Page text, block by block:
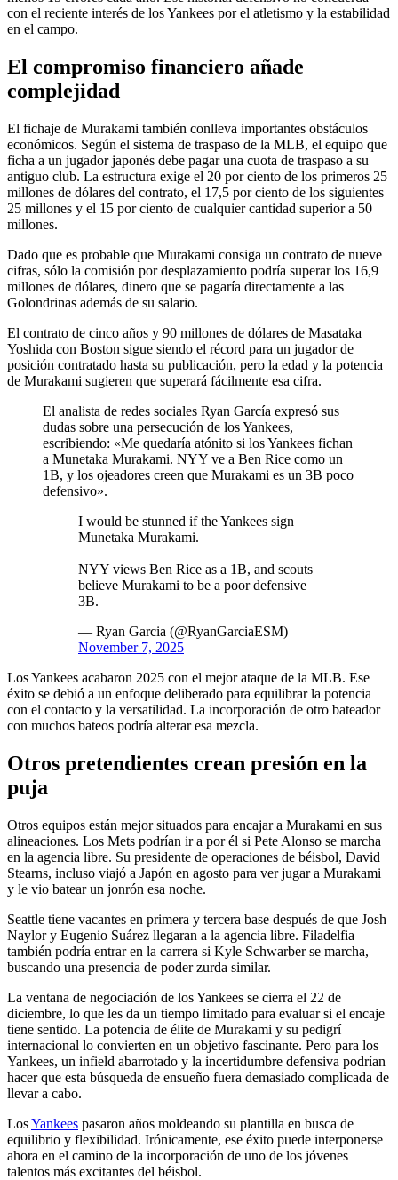
con el reciente interés de los Yankees por el atletismo y la estabilidad
en el campo.
El compromiso financiero añade
complejidad
El fichaje de Murakami también conlleva importantes obstáculos
económicos. Según el sistema de traspaso de la MLB, el equipo que
ficha a un jugador japonés debe pagar una cuota de traspaso a su
antiguo club. La estructura exige el 20 por ciento de los primeros 25
millones de dólares del contrato, el 17,5 por ciento de los siguientes
25 millones y el 15 por ciento de cualquier cantidad superior a 50
millones.
Dado que es probable que Murakami consiga un contrato de nueve
cifras, sólo la comisión por desplazamiento podría superar los 16,9
millones de dólares, dinero que se pagaría directamente a las
Golondrinas además de su salario.
El contrato de cinco años y 90 millones de dólares de Masataka
Yoshida con Boston sigue siendo el récord para un jugador de
posición contratado hasta su publicación, pero la edad y la potencia
de Murakami sugieren que superará fácilmente esa cifra.
El analista de redes sociales Ryan García expresó sus
dudas sobre una persecución de los Yankees,
escribiendo: «Me quedaría atónito si los Yankees fichan
a Munetaka Murakami. NYY ve a Ben Rice como un
1B, y los ojeadores creen que Murakami es un 3B poco
defensivo».
I would be stunned if the Yankees sign
Munetaka Murakami.
NYY views Ben Rice as a 1B, and scouts
believe Murakami to be a poor defensive
3B.
— Ryan Garcia (@RyanGarciaESM)
November 7, 2025
Los Yankees acabaron 2025 con el mejor ataque de la MLB. Ese
éxito se debió a un enfoque deliberado para equilibrar la potencia
con el contacto y la versatilidad. La incorporación de otro bateador
con muchos bateos podría alterar esa mezcla.
Otros pretendientes crean presión en la
puja
Otros equipos están mejor situados para encajar a Murakami en sus
alineaciones. Los Mets podrían ir a por él si Pete Alonso se marcha
en la agencia libre. Su presidente de operaciones de béisbol, David
Stearns, incluso viajó a Japón en agosto para ver jugar a Murakami
y le vio batear un jonrón esa noche.
Seattle tiene vacantes en primera y tercera base después de que Josh
Naylor y Eugenio Suárez llegaran a la agencia libre. Filadelfia
también podría entrar en la carrera si Kyle Schwarber se marcha,
buscando una presencia de poder zurda similar.
La ventana de negociación de los Yankees se cierra el 22 de
diciembre, lo que les da un tiempo limitado para evaluar si el encaje
tiene sentido. La potencia de élite de Murakami y su pedigrí
internacional lo convierten en un objetivo fascinante. Pero para los
Yankees, un infield abarrotado y la incertidumbre defensiva podrían
hacer que esta búsqueda de ensueño fuera demasiado complicada de
llevar a cabo.
LosYankees pasaron años moldeando su plantilla en busca de
equilibrio y flexibilidad. Irónicamente, ese éxito puede interponerse
ahora en el camino de la incorporación de uno de los jóvenes
talentos más excitantes del béisbol.